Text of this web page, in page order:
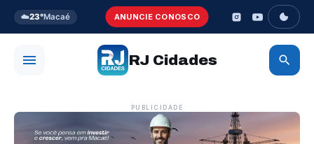
☁️23°Macaé ANUNCIE CONOSCO
RJ Cidades
PUBLICIDADE